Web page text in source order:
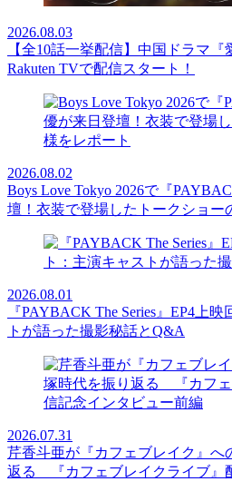
2026.08.03
【全10話一挙配信】中国ドラマ『
Rakuten TVで配信スタート！
2026.08.02
Boys Love Tokyo 2026で『
壇！衣装で登場したトークショー
2026.08.01
『PAYBACK The Series』EP4上
トが語った撮影秘話とQ&A
2026.07.31
芹香斗亜が『カフェブレイク』へ
返る 『カフェブレイクライブ』